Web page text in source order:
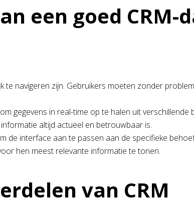
een goed CRM-
te navigeren zijn. Gebruikers moeten zonder
gegevens in real-time op te halen uit
altijd actueel en betrouwbaar is.
de interface aan te passen aan de specifieke
hen meest relevante informatie te tonen.
van CRM